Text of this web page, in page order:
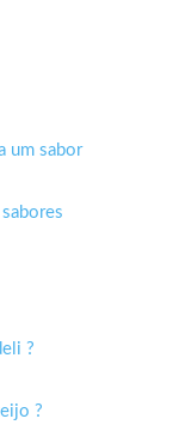
um sabor
?
?